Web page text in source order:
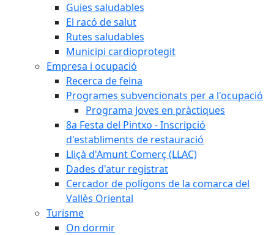
Guies saludables
El racó de salut
Rutes saludables
Municipi cardioprotegit
Empresa i ocupació
Recerca de feina
Programes subvencionats per a l'ocupació
Programa Joves en pràctiques
8a Festa del Pintxo - Inscripció
d'establiments de restauració
Lliçà d'Amunt Comerç (LLAC)
Dades d'atur registrat
Cercador de polígons de la comarca del
Vallès Oriental
Turisme
On dormir